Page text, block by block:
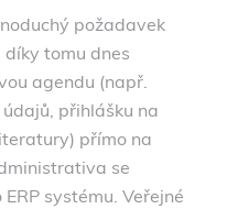
požadavek
díky tomu dnes
agendu (např.
přihlášku na
přímo na
se
systému. Veřejné